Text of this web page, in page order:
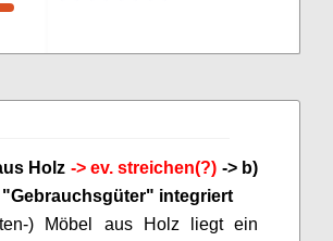
Holz -> ev. streichen(?) -> b)
integriert
) Möbel aus Holz liegt ein